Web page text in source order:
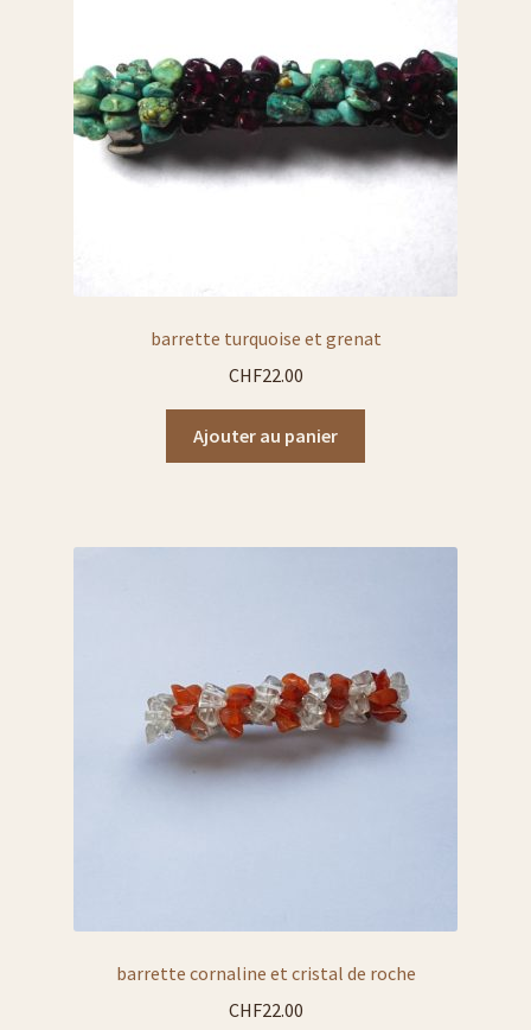
liste carafes à décanter
liste assiettes
barrette turquoise et grenat
CHF22.00
Ajouter au panier
barrette cornaline et cristal de roche
CHF22.00